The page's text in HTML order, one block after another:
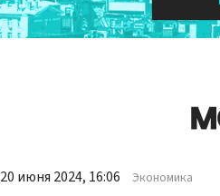
20 июня 2024, 16:06 Экономика